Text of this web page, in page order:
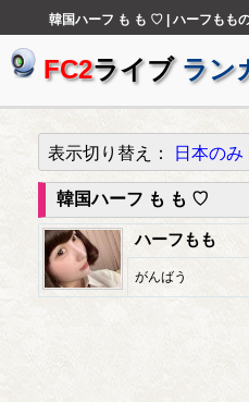
韓国ハーフ も も ♡ | ハーフもも
FC2ライブ ラン
表示切り替え： 日本のみ
韓国ハーフ も も ♡
ハーフもも
がんばう